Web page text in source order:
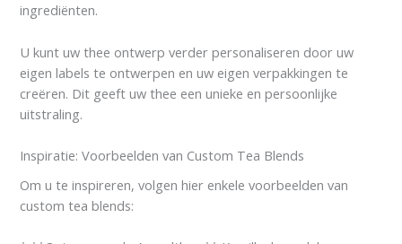
ingrediënten.
U kunt uw thee ontwerp verder personaliseren door uw
eigen labels te ontwerpen en uw eigen verpakkingen te
creëren. Dit geeft uw thee een unieke en persoonlijke
uitstraling.
Inspiratie: Voorbeelden van Custom Tea Blends
Om u te inspireren, volgen hier enkele voorbeelden van
custom tea blends: